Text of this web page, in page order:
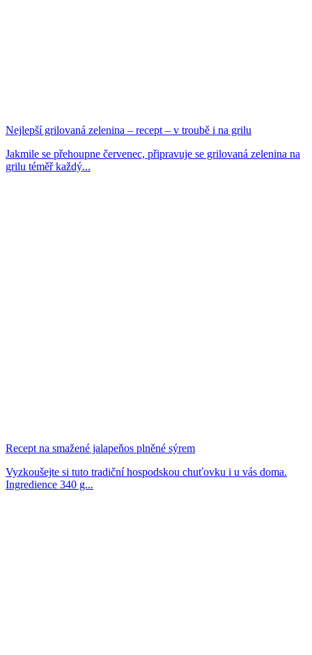
Nejlepší grilovaná zelenina – recept – v troubě i na grilu
Jakmile se přehoupne červenec, připravuje se grilovaná zelenina na
grilu téměř každý...
Recept na smažené jalapeňos plněné sýrem
Vyzkoušejte si tuto tradiční hospodskou chuťovku i u vás doma.
Ingredience 340 g...